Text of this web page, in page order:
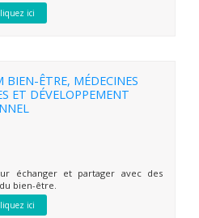
ici
BIEN-ÊTRE, MÉDECINES
ET DÉVELOPPEMENT
échanger et partager avec des
bien-être.
ici